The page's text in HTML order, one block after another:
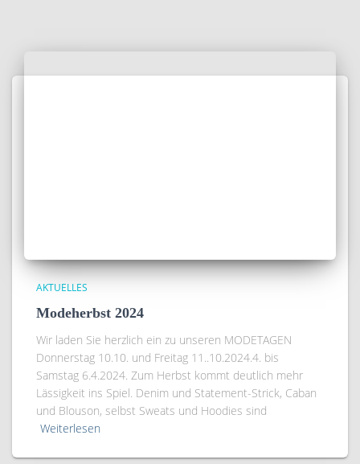
AKTUELLES
Modeherbst 2024
Wir laden Sie herzlich ein zu unseren MODETAGEN
Donnerstag 10.10. und Freitag 11..10.2024.4. bis
Samstag 6.4.2024. Zum Herbst kommt deutlich mehr
Lässigkeit ins Spiel. Denim und Statement-Strick, Caban
und Blouson, selbst Sweats und Hoodies sind
Weiterlesen